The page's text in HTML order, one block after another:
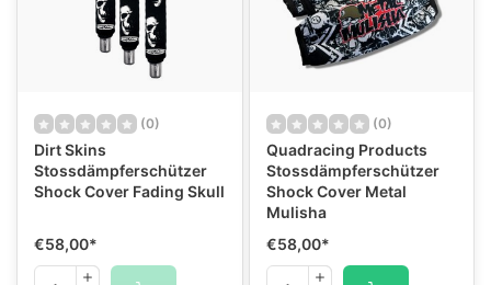
(0)
Dirt Skins
Stossdämpferschützer
Shock Cover Fading Skull
€58,00*
(0)
Quadracing Products
Stossdämpferschützer
Shock Cover Metal
Mulisha
€58,00*